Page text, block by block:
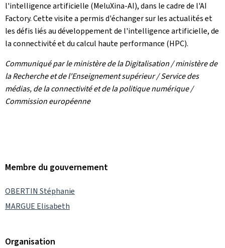
l'intelligence artificielle (MeluXina-AI), dans le cadre de l'AI
Factory. Cette visite a permis d'échanger sur les actualités et
les défis liés au développement de l'intelligence artificielle, de
la connectivité et du calcul haute performance (HPC).
Communiqué par le ministère de la Digitalisation / ministère de
la Recherche et de l'Enseignement supérieur / Service des
médias, de la connectivité et de la politique numérique /
Commission européenne
Membre du gouvernement
OBERTIN Stéphanie
MARGUE Elisabeth
Organisation